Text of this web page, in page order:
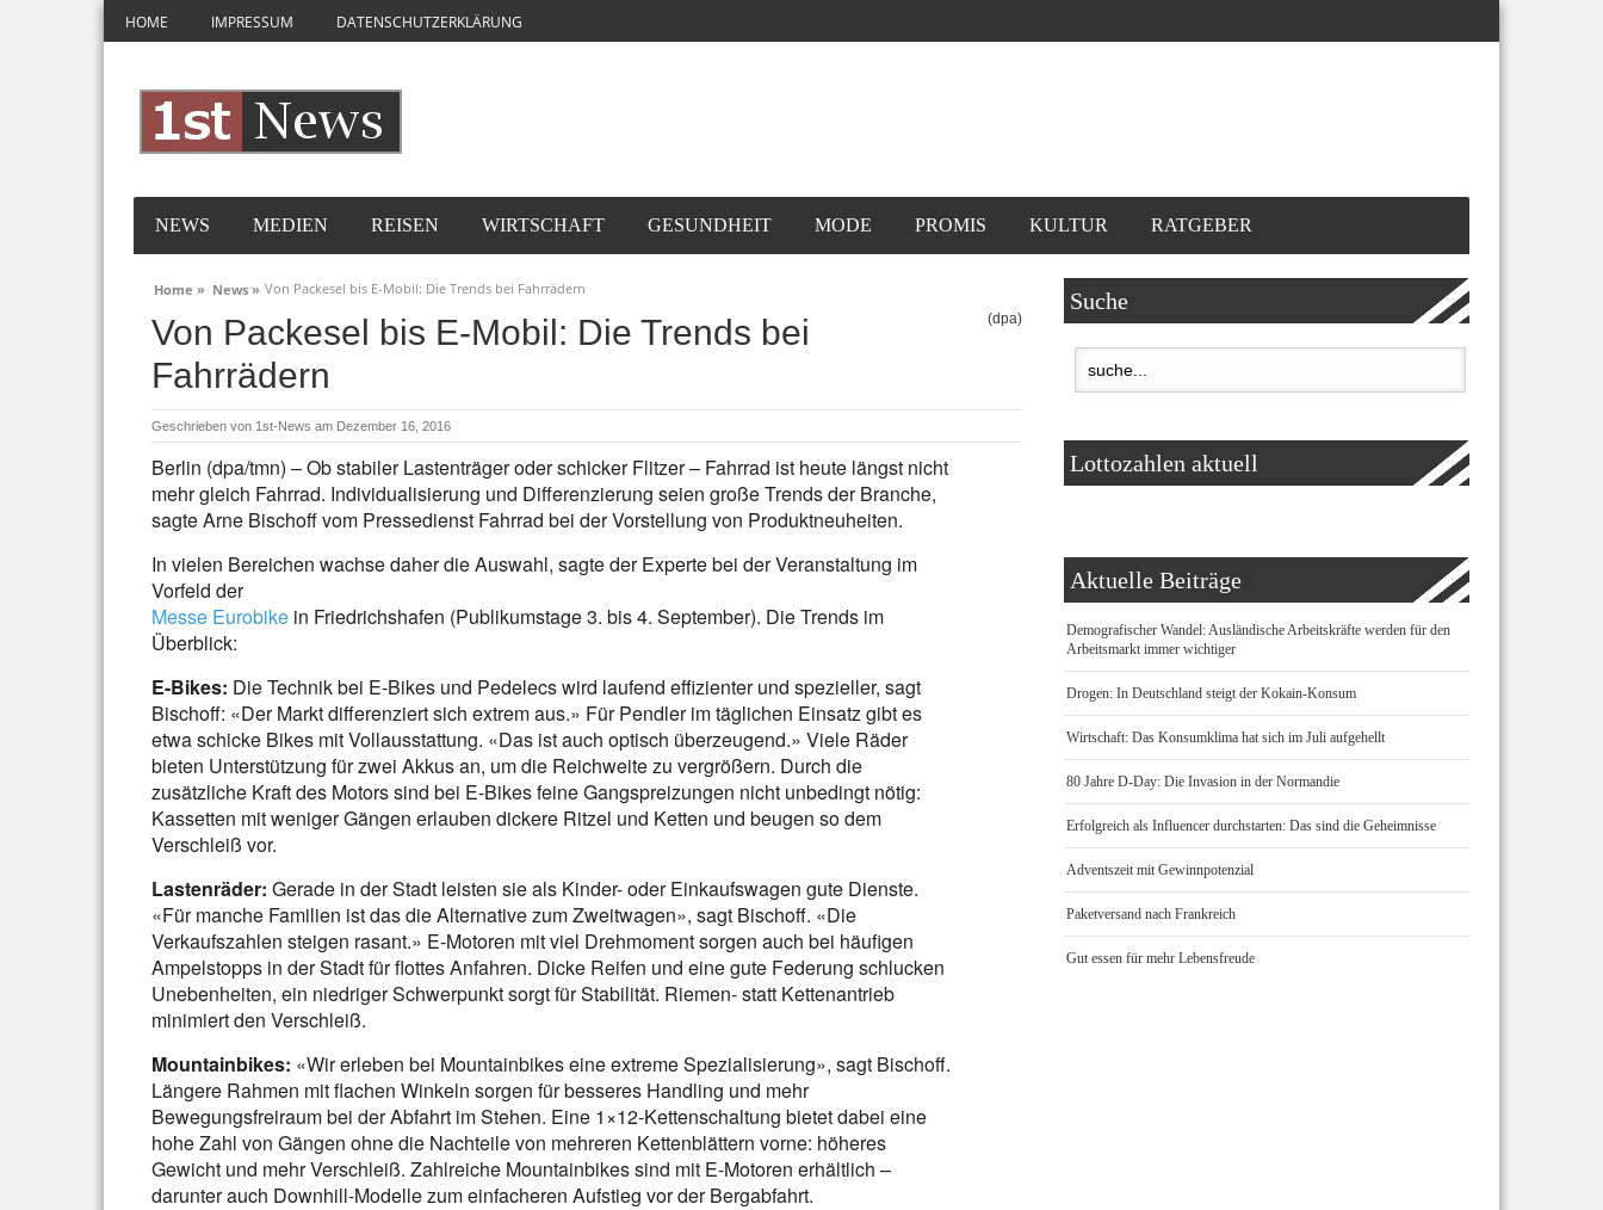
HOME IMPRESSUM DATENSCHUTZERKLÄRUNG
NEWS MEDIEN REISEN WIRTSCHAFT GESUNDHEIT MODE PROMIS KULTUR RATGEBER
Home » News » Von Packesel bis E-Mobil: Die Trends bei Fahrrädern
Von Packesel bis E-Mobil: Die Trends bei
Fahrrädern
(dpa)
Geschrieben von 1st-News am Dezember 16, 2016
Berlin (dpa/tmn) – Ob stabiler Lastenträger oder schicker Flitzer – Fahrrad ist heute längst nicht
mehr gleich Fahrrad. Individualisierung und Differenzierung seien große Trends der Branche,
sagte Arne Bischoff vom Pressedienst Fahrrad bei der Vorstellung von Produktneuheiten.
In vielen Bereichen wachse daher die Auswahl, sagte der Experte bei der Veranstaltung im
Vorfeld der
Messe Eurobike in Friedrichshafen (Publikumstage 3. bis 4. September). Die Trends im
Überblick:
E-Bikes: Die Technik bei E-Bikes und Pedelecs wird laufend effizienter und spezieller, sagt
Bischoff: «Der Markt differenziert sich extrem aus.» Für Pendler im täglichen Einsatz gibt es
etwa schicke Bikes mit Vollausstattung. «Das ist auch optisch überzeugend.» Viele Räder
bieten Unterstützung für zwei Akkus an, um die Reichweite zu vergrößern. Durch die
zusätzliche Kraft des Motors sind bei E-Bikes feine Gangspreizungen nicht unbedingt nötig:
Kassetten mit weniger Gängen erlauben dickere Ritzel und Ketten und beugen so dem
Verschleiß vor.
Lastenräder: Gerade in der Stadt leisten sie als Kinder- oder Einkaufswagen gute Dienste.
«Für manche Familien ist das die Alternative zum Zweitwagen», sagt Bischoff. «Die
Verkaufszahlen steigen rasant.» E-Motoren mit viel Drehmoment sorgen auch bei häufigen
Ampelstopps in der Stadt für flottes Anfahren. Dicke Reifen und eine gute Federung schlucken
Unebenheiten, ein niedriger Schwerpunkt sorgt für Stabilität. Riemen- statt Kettenantrieb
minimiert den Verschleiß.
Mountainbikes: «Wir erleben bei Mountainbikes eine extreme Spezialisierung», sagt Bischoff.
Längere Rahmen mit flachen Winkeln sorgen für besseres Handling und mehr
Bewegungsfreiraum bei der Abfahrt im Stehen. Eine 1×12-Kettenschaltung bietet dabei eine
hohe Zahl von Gängen ohne die Nachteile von mehreren Kettenblättern vorne: höheres
Gewicht und mehr Verschleiß. Zahlreiche Mountainbikes sind mit E-Motoren erhältlich –
darunter auch Downhill-Modelle zum einfacheren Aufstieg vor der Bergabfahrt.
Suche
Lottozahlen aktuell
Aktuelle Beiträge
Demografischer Wandel: Ausländische Arbeitskräfte werden für den
Arbeitsmarkt immer wichtiger
Drogen: In Deutschland steigt der Kokain-Konsum
Wirtschaft: Das Konsumklima hat sich im Juli aufgehellt
80 Jahre D-Day: Die Invasion in der Normandie
Erfolgreich als Influencer durchstarten: Das sind die Geheimnisse
Adventszeit mit Gewinnpotenzial
Paketversand nach Frankreich
Gut essen für mehr Lebensfreude